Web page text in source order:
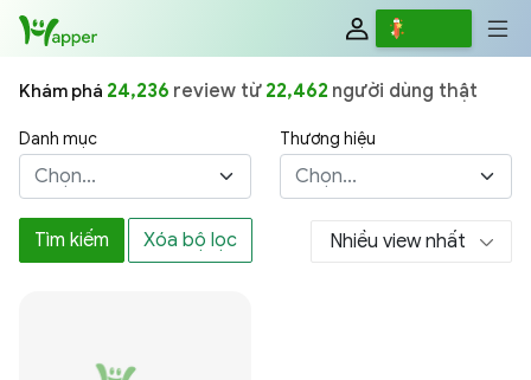
Khám phá 24,236 review từ 22,462 người dùng thật
Danh mục
Chọn...
Thương hiệu
Chọn...
Tìm kiếm Xóa bộ lọc Nhiều view nhất